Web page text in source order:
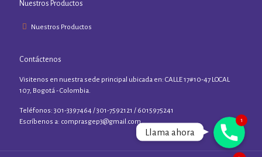
Nuestros Productos
Nuestros Productos
Contáctenos
Visitenos en nuestra sede principal ubicada en: CALLE 17#10-47 LOCAL
107, Bogotá - Colombia.
Teléfonos: 301-3397464 / 301-7592121 / 6015975241
Escríbenos a: comprasgep3@gmail.com
Phone
Llama ahora